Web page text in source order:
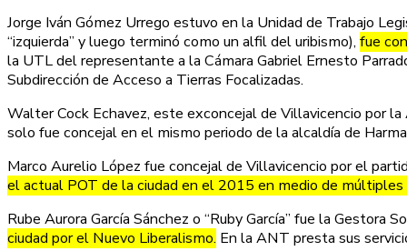
Jorge Iván Gómez Urrego estuvo en la Unidad de Trabajo
“izquierda” y luego terminó como un alfil del uribismo), fue
la UTL del representante a la Cámara Gabriel Ernesto
Subdirección de Acceso a Tierras Focalizadas.
Walter Cock Echavez, este exconcejal de Villavicencio por
solo fue concejal en el mismo periodo de la alcaldía de
Marco Aurelio López fue concejal de Villavicencio por el
el actual POT de la ciudad en el 2015 en medio de múltiples
Rube Aurora García Sánchez o “Ruby García” fue la
ciudad por el Nuevo Liberalismo. En la ANT presta sus